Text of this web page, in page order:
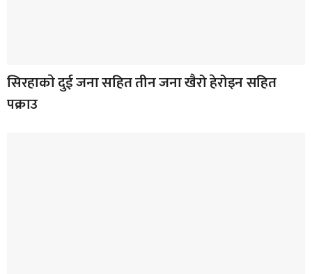
सिरहाकाे दुई जना सहित तीन जना खैरो हेरोइन सहित
पक्राउ